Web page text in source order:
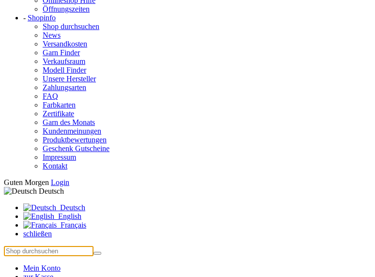
Öffnungszeiten
- Shopinfo
Shop durchsuchen
News
Versandkosten
Garn Finder
Verkaufsraum
Modell Finder
Unsere Hersteller
Zahlungsarten
FAQ
Farbkarten
Zertifikate
Garn des Monats
Kundenmeinungen
Produktbewertungen
Geschenk Gutscheine
Impressum
Kontakt
Guten Morgen Login
Deutsch
Deutsch
English
Français
schließen
Mein Konto